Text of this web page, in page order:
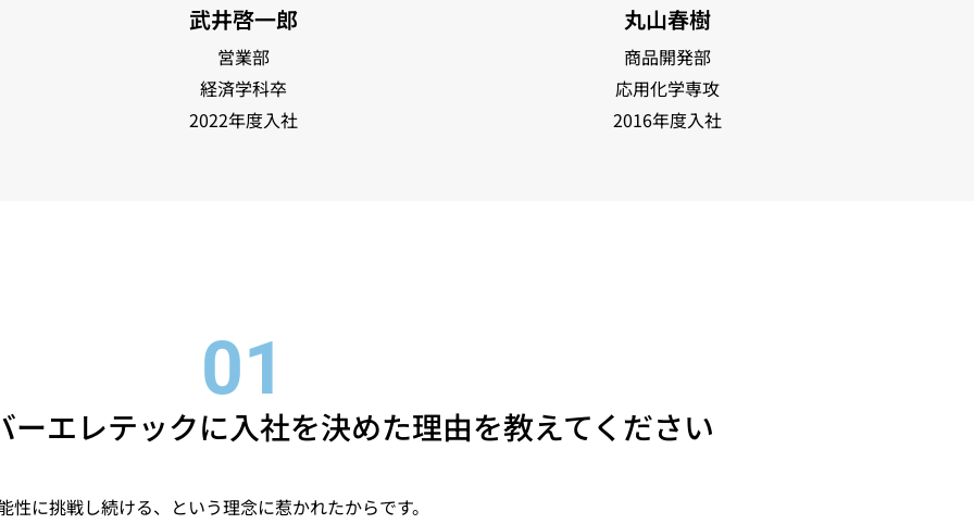
武井啓一郎
営業部
経済学科卒
2022年度入社
丸山春樹
商品開発部
応用化学専攻
2016年度入社
ーエレテックに入社を決めた理由を教えてください
性に挑戦し続ける、という理念に惹かれたからです。